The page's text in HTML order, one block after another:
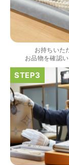
（大阪府大阪
出していただ
（大阪府大阪
ムページの皆
めての利用でし
く良かったです
ススメです。
お持ちいた
お品物を確認